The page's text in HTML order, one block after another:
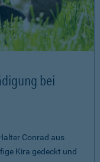
bei
Conrad aus
Kira gedeckt und